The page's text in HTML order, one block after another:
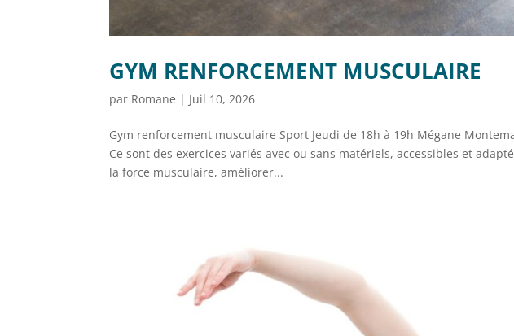
GYM RENFORCEMENT MUSCULAIRE
par Romane | Juil 10, 2026
Gym renforcement musculaire Sport Jeudi de 18h à 19h Mégane
Ce sont des exercices variés avec ou sans matériels, accessibles et
la force musculaire, améliorer...